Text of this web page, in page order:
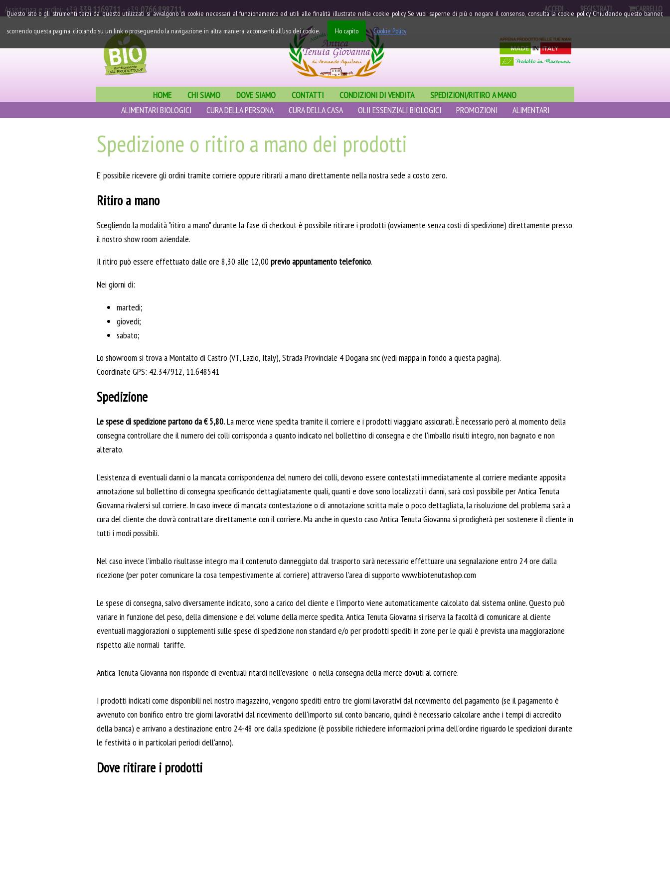
Questo sito o gli strumenti terzi da questo utilizzati si avvalgono di cookie necessari al funzionamento ed utili alle finalità illustrate nella cookie policy. Se vuoi saperne di più o negare il consenso, consulta la cookie policy. Chiudendo questo banner,
scorrendo questa pagina, cliccando su un link o proseguendo la navigazione in altra maniera, acconsenti all’uso dei cookie.
Ho capito Cookie Policy
Assistenza e ordini: +39 339.1169711 -+39 0766.898711 ACCEDI REGISTRATI CARRELLO
HOME CHI SIAMO DOVE SIAMO CONTATTI CONDIZIONI DI VENDITA
SPEDIZIONI/RITIRO A MANO
ALIMENTARI BIOLOGICI
CURA DELLA PERSONA CURA DELLA CASA OLII ESSENZIALI BIOLOGICI PROMOZIONI ALIMENTARI
Spedizione o ritiro a mano dei prodotti
E' possibile ricevere gli ordini tramite corriere oppure ritirarli a mano direttamente nella nostra sede a costo zero.
Ritiro a mano
Scegliendo la modalità "ritiro a mano" durante la fase di checkout è possibile ritirare i prodotti (ovviamente senza costi di spedizione) direttamente presso
il nostro show room aziendale.
Il ritiro può essere effettuato dalle ore 8,30 alle 12,00 previo appuntamento telefonico.
Nei giorni di:
martedi;
giovedi;
sabato;
Lo showroom si trova a Montalto di Castro (VT, Lazio, Italy), Strada Provinciale 4 Dogana snc (vedi mappa in fondo a questa pagina).
Coordinate GPS: 42.347912, 11.648541
Spedizione
Le spese di spedizione partono da € 5,80.La merce viene spedita tramite il corriere e i prodotti viaggiano assicurati. È necessario però al momento della
consegna controllare che il numero dei colli corrisponda a quanto indicato nel bollettino di consegna e che l'imballo risulti integro, non bagnato e non
alterato.
L’esistenza di eventuali danni o la mancata corrispondenza del numero dei colli, devono essere contestati immediatamente al corriere mediante apposita
annotazione sul bollettino di consegna specificando dettagliatamente quali, quanti e dove sono localizzati i danni, sarà così possibile per Antica Tenuta
Giovanna rivalersi sul corriere. In caso invece di mancata contestazione o di annotazione scritta male o poco dettagliata, la risoluzione del problema sarà a
cura del cliente che dovrà contrattare direttamente con il corriere. Ma anche in questo caso Antica Tenuta Giovanna si prodigherà per sostenere il cliente in
tutti i modi possibili.
Nel caso invece l'imballo risultasse integro ma il contenuto danneggiato dal trasporto sarà necessario effettuare una segnalazione entro 24 ore dalla
ricezione (per poter comunicare la cosa tempestivamente al corriere) attraverso l'area di supporto www.biotenutashop.com
Le spese di consegna, salvo diversamente indicato, sono a carico del cliente e l’importo viene automaticamente calcolato dal sistema online. Questo può
variare in funzione del peso, della dimensione e del volume della merce spedita. Antica Tenuta Giovanna si riserva la facoltà di comunicare al cliente
eventuali maggiorazioni o supplementi sulle spese di spedizione non standard e/o per prodotti spediti in zone per le quali è prevista una maggiorazione
rispetto alle normali tariffe.
Antica Tenuta Giovanna non risponde di eventuali ritardi nell’evasione o nella consegna della merce dovuti al corriere.
I prodotti indicati come disponibili nel nostro magazzino, vengono spediti entro tre giorni lavorativi dal ricevimento del pagamento (se il pagamento è
avvenuto con bonifico entro tre giorni lavorativi dal ricevimento dell'importo sul conto bancario, quindi è necessario calcolare anche i tempi di accredito
della banca) e arrivano a destinazione entro 24-48 ore dalla spedizione (è possibile richiedere informazioni prima dell'ordine riguardo le spedizioni durante
le festività o in particolari periodi dell'anno).
Dove ritirare i prodotti